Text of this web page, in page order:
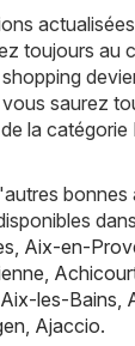
toujours au
saurez
la
bonnes
, Aix-en-
,
Aix-les-Bains,
, Ajaccio.